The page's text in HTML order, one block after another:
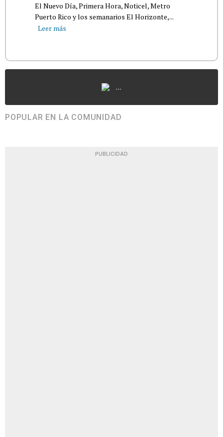
El Nuevo Día, Primera Hora, Noticel, Metro
Puerto Rico y los semanarios El Horizonte,...
Leer más
...
POPULAR EN LA COMUNIDAD
PUBLICIDAD